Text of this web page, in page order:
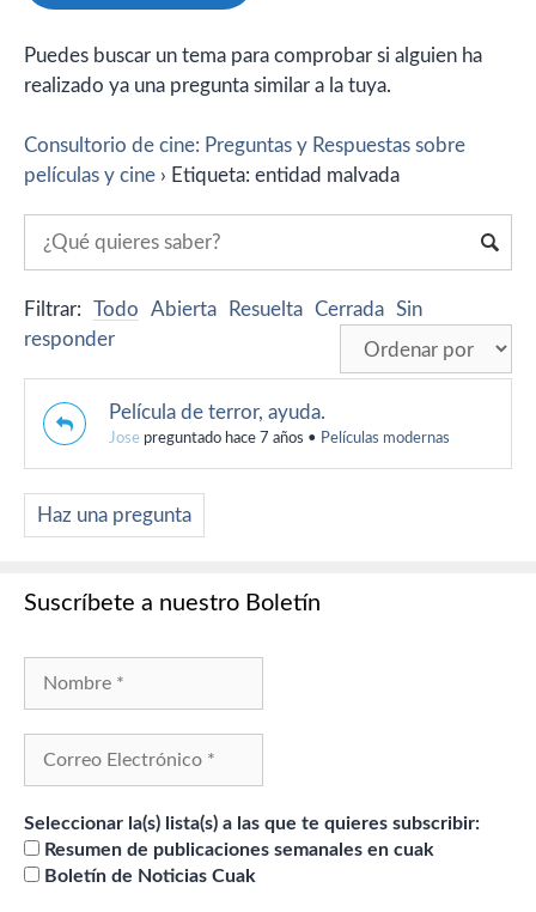
Puedes buscar un tema para comprobar si alguien ha
realizado ya una pregunta similar a la tuya.
Consultorio de cine: Preguntas y Respuestas sobre
películas y cine › Etiqueta: entidad malvada
Filtrar: Todo Abierta Resuelta Cerrada Sin
responder
Película de terror, ayuda.
Jose preguntado hace 7 años • Películas modernas
Haz una pregunta
Suscríbete a nuestro Boletín
Seleccionar la(s) lista(s) a las que te quieres subscribir:
Resumen de publicaciones semanales en cuak
Boletín de Noticias Cuak